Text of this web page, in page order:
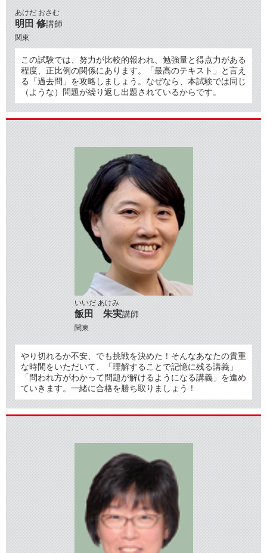
あけだ おさむ
明田 修講師
関東
この試験では、努力が比較的報われ、勉強量と得点力がある
程度、正比例の関係にあります。「最高のテキスト」と言え
る「過去問」を攻略しましょう。なぜなら、本試験では同じ
（ような）問題が繰り返し出題されているからです。
いいだ あけみ
飯田 朱実講師
関東
やり切れるか不安、でも挑戦を決めた！そんなあなたの貴重
な時間をいただいて、「理解することで記憶に残る講義」
「問われ方がわかって問題が解けるようになる講義」を進め
ていきます。一緒に合格を勝ち取りましょう！